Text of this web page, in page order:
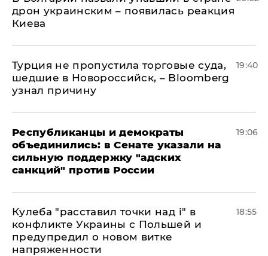
дрон украинским – появилась реакция
Киева
Турция не пропустила торговые суда,
шедшие в Новороссийск, – Bloomberg
узнал причину
19:40
Республиканцы и демократы
объединились: в Сенате указали на
сильную поддержку "адских
санкций" против России
19:06
Кулеба "расставил точки над і" в
конфликте Украины с Польшей и
предупредил о новом витке
напряженности
18:55